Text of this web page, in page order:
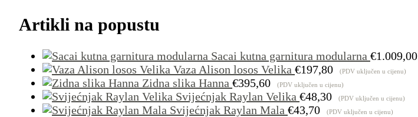
Artikli na popustu
Sacai kutna garnitura modularna €1.009,00
Vaza Alison losos Velika €197,80 (PDV uključen u cijenu)
Zidna slika Hanna €395,60 (PDV uključen u cijenu)
Svijećnjak Raylan Velika €48,30 (PDV uključen u cijenu)
Svijećnjak Raylan Mala €43,70 (PDV uključen u cijenu)